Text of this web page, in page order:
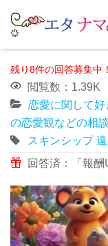
残り8件の回答募集中！
閲覧数：1.39K
恋愛に関して
の恋愛観などの相
スキンシップ
回答済：「報酬